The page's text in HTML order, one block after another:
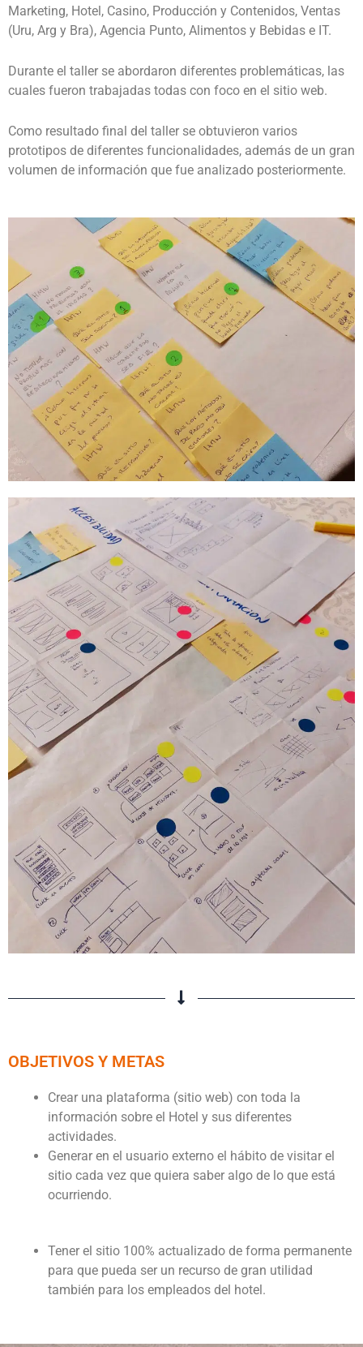
Marketing, Hotel, Casino, Producción y Contenidos, Ventas
(Uru, Arg y Bra), Agencia Punto, Alimentos y Bebidas e IT.
Durante el taller se abordaron diferentes problemáticas, las
cuales fueron trabajadas todas con foco en el sitio web.
Como resultado final del taller se obtuvieron varios
prototipos de diferentes funcionalidades, además de un gran
volumen de información que fue analizado posteriormente.
OBJETIVOS Y METAS
Crear una plataforma (sitio web) con toda la
información sobre el Hotel y sus diferentes
actividades.
Generar en el usuario externo el hábito de visitar el
sitio cada vez que quiera saber algo de lo que está
ocurriendo.
Tener el sitio 100% actualizado de forma permanente
para que pueda ser un recurso de gran utilidad
también para los empleados del hotel.